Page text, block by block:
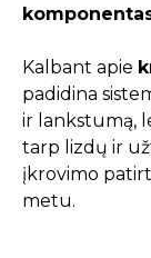
Kalbant apie
padidina
ir lankstumą,
tarp lizdų ir
įkrovimo
metu.